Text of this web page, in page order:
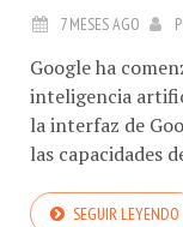
7 MESES AGO
Google ha
inteligencia
la interfaz de
las capacidades
SEGUIR LEYENDO